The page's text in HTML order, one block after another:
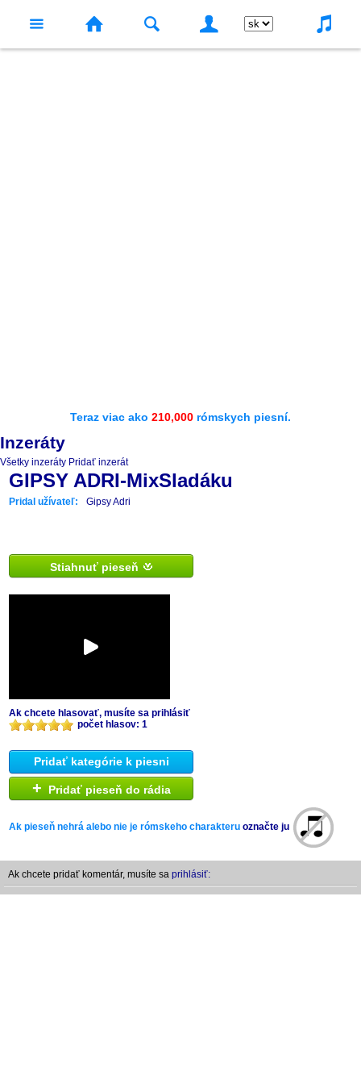
Teraz viac ako 210,000 rómskych piesní.
Inzeráty
Všetky inzeráty Pridať inzerát
GIPSY ADRI-MixSladáku
Pridal užívateľ: Gipsy Adri
Stiahnuť pieseň
Ak chcete hlasovať, musíte sa prihlásiť
počet hlasov: 1
Pridať kategórie k piesni
+ Pridať pieseň do rádia
Ak pieseň nehrá alebo nie je rómskeho charakteru označte ju
Ak chcete pridať komentár, musíte sa prihlásiť: